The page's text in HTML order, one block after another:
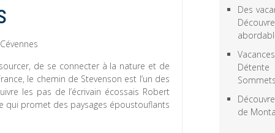
de se connecter à la nature et de
le chemin de Stevenson est l’un des
les pas de l’écrivain écossais Robert
qui promet des paysages époustouflants
Des
Sommets
de